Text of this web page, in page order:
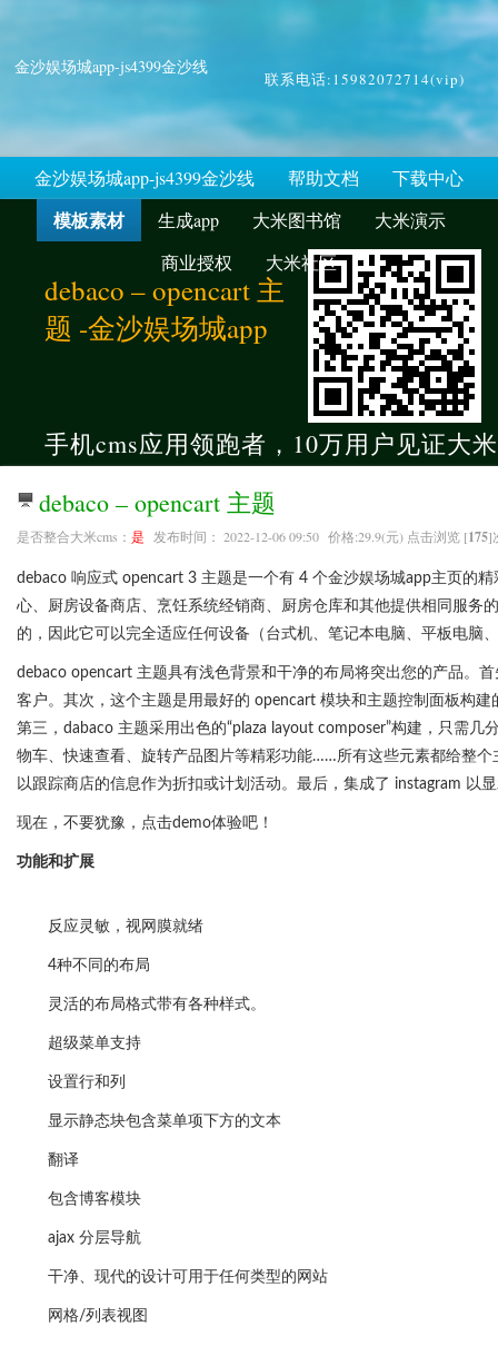
金沙娱场城app-js4399金沙线
联系电话:15982072714(vip)
金沙娱场城app-js4399金沙线 帮助文档 下载中心
模板素材 生成app 大米图书馆
大米演示
商业授权
大米社区
debaco – opencart 主
题 -金沙娱场城app
手机cms应用领跑者，10万用户见证大
debaco – opencart 主题
是否整合大米cms： 是 发布时间： 2022-12-06 09:50 价格:29.9(元) 点击浏览 [175]
debaco 响应式 opencart 3 主题是一个有 4 个金沙娱场城app主页的
心、厨房设备商店、烹饪系统经销商、厨房仓库和其他提供相同服务
的，因此它可以完全适应任何设备（台式机、笔记本电脑、平板电脑
debaco opencart 主题具有浅色背景和干净的布局将突出您的产品。
客户。其次，这个主题是用最好的 opencart 模块和主题控制面板构
第三，dabaco 主题采用出色的“plaza layout composer”构建，只需
物车、快速查看、旋转产品图片等精彩功能……所有这些元素都给整
以跟踪商店的信息作为折扣或计划活动。最后，集成了 instagram 以
现在，不要犹豫，点击demo体验吧！
功能和扩展
反应灵敏，视网膜就绪
4种不同的布局
灵活的布局格式带有各种样式。
超级菜单支持
设置行和列
显示静态块包含菜单项下方的文本
翻译
包含博客模块
ajax 分层导航
干净、现代的设计可用于任何类型的网站
网格/列表视图